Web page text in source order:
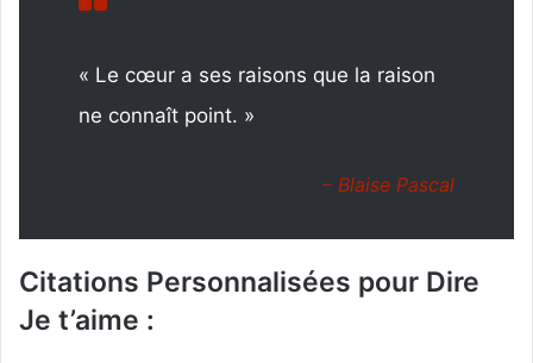
« Le cœur a ses raisons que la raison
ne connaît point. »
– Blaise Pascal
Citations Personnalisées pour Dire
Je t’aime :